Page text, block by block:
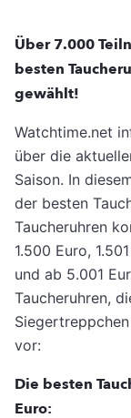
Über 7.000
besten
gewählt!
Watchtime.net
über die
Saison. In
der besten
Taucheruhren
1.500 Euro,
und ab 5.001
Taucheruhren,
vor:
Die besten
Euro: